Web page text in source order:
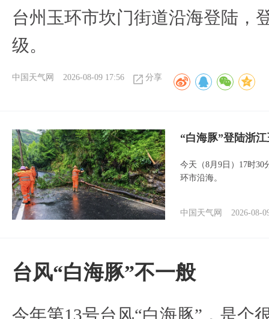
台州玉环市坎门街道沿海登陆，
级。
中国天气网 2026-08-09 17:56 分享
“白海豚”登陆浙
今天（8月9日）17时30
环市沿海。
中国天气网 2026-08-
台风“白海豚”不一般
今年第13号台风“白海豚”，是个